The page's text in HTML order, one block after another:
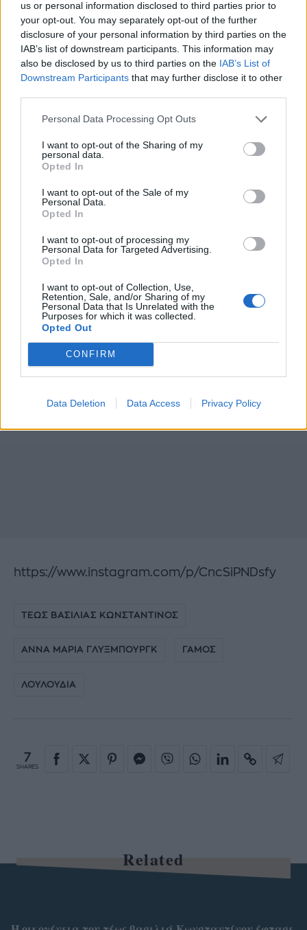
us or personal information disclosed to third parties prior to
your opt-out. You may separately opt-out of the further
disclosure of your personal information by third parties on the
IAB’s list of downstream participants. This information may
also be disclosed by us to third parties on the IAB’s List of
Downstream Participants that may further disclose it to other
Personal Data Processing Opt Outs
I want to opt-out of the Sharing of my
personal data.
Opted In
I want to opt-out of the Sale of my
Personal Data.
Opted In
I want to opt-out of processing my
Personal Data for Targeted Advertising.
Opted In
I want to opt-out of Collection, Use,
Retention, Sale, and/or Sharing of my
Personal Data that Is Unrelated with the
Purposes for which it was collected.
Opted Out
CONFIRM
Data Deletion Data Access Privacy Policy
https://www.instagram.com/p/CncSiPNDsfy
ΤΕΩΣ ΒΑΣΙΛΙΑΣ ΚΩΝΣΤΑΝΤΙΝΟΣ
ΑΝΝΑ ΜΑΡΙΑ ΓΛΥΞΜΠΟΥΡΓΚ ΓΑΜΟΣ
ΛΟΥΛΟΥΔΙΑ
7
SHARES
Related